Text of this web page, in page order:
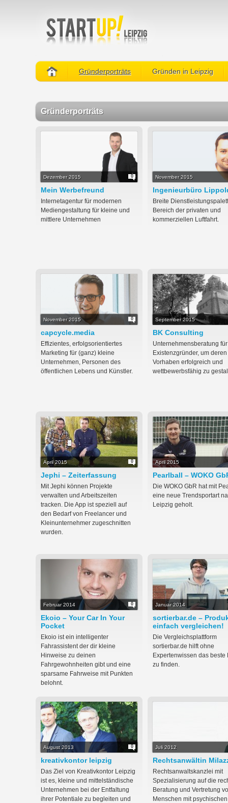
Gründerporträts Gründen in Leipzig
Gründerporträts
Dezember 2015
Mein Werbefreund
Internetagentur für modernen
Mediengestaltung für kleine und
mittlere Unternehmen
0 November 2015
Ingenieurbüro
Breite
Bereich der privaten und
kommerziellen Luftfahrt.
November 2015
capcycle.media
Effizientes, erfolgsorientiertes
Marketing für (ganz) kleine
Unternehmen, Personen des
öffentlichen Lebens und Künstler.
0 September 2015
BK Consulting
Unternehmensberatung für
Existenzgründer, um deren
Vorhaben erfolgreich und
wettbewerbsfähig zu
April 2015
Jephi – Zeiterfassung
Mit Jephi können Projekte
verwalten und Arbeitszeiten
tracken. Die App ist speziell auf
den Bedarf von Freelancer und
Kleinunternehmer zugeschnitten
wurden.
0 April 2015
Pearlball – WOKO
Die WOKO GbR hat mit
eine neue Trendsportart
Leipzig geholt.
Februar 2014
Ekoio – Your Car In Your
Pocket
Ekoio ist ein intelligenter
Fahrassistent der dir kleine
Hinweise zu deinen
Fahrgewohnheiten gibt und eine
sparsame Fahrweise mit Punkten
belohnt.
0 Januar 2014
sortierbar.de –
einfach vergleichen!
Die Vergleichsplattform
sortierbar.de hilft ohne
Expertenwissen das beste
zu finden.
August 2013
kreativkontor leipzig
Das Ziel von Kreativkontor Leipzig
ist es, kleine und mittelständische
Unternehmen bei der Entfaltung
ihrer Potentiale zu begleiten und
0 Juli 2012
Rechtsanwältin
Rechtsanwaltskanzlei mit
Spezialisierung auf die
Beratung und Vertretung
Menschen mit psychischen